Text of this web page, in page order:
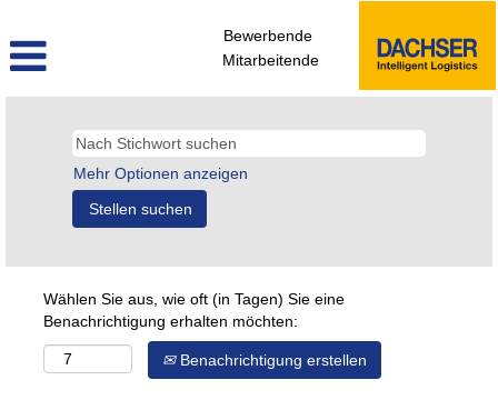
Bewerbende
Mitarbeitende
Mehr Optionen anzeigen
Wählen Sie aus, wie oft (in Tagen) Sie eine
Benachrichtigung erhalten möchten:
Benachrichtigung erstellen